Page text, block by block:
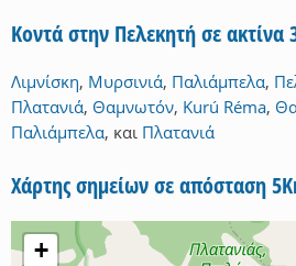
Κοντά στην Πελεκητή σε ακτίνα
Λιμνίσκη, Μυρσινιά, Παλιάμπελα,
Πλατανιά, Θαμνωτόν, Kurú Réma,
Παλιάμπελα, και Πλατανιά
Χάρτης σημείων σε απόσταση
+